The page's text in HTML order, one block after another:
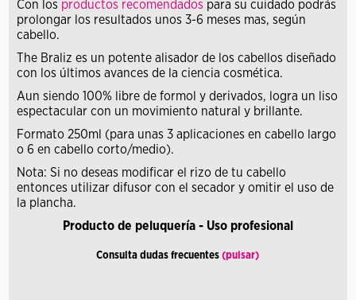
Con los productos recomendados para su cuidado podrás
prolongar los resultados unos 3-6 meses mas, según
cabello.
The Braliz es un potente alisador de los cabellos diseñado
con los últimos avances de la ciencia cosmética.
Aun siendo 100% libre de formol y derivados, logra un liso
espectacular con un movimiento natural y brillante.
Formato 250ml (para unas 3 aplicaciones en cabello largo
o 6 en cabello corto/medio).
Nota: Si no deseas modificar el rizo de tu cabello
entonces utilizar difusor con el secador y omitir el uso de
la plancha.
Producto de peluquería - Uso profesional
Consulta dudas frecuentes (pulsar)